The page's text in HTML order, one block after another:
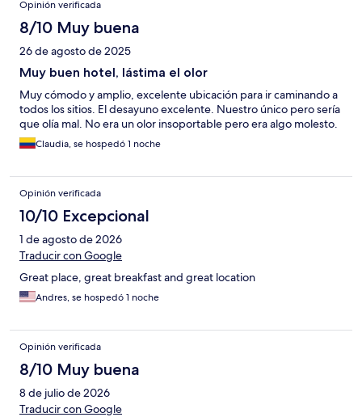
Opinión verificada
8/10 Muy buena
26 de agosto de 2025
Muy buen hotel, lástima el olor
Muy cómodo y amplio, excelente ubicación para ir caminando a
todos los sitios. El desayuno excelente. Nuestro único pero sería
que olía mal. No era un olor insoportable pero era algo molesto.
Claudia, se hospedó 1 noche
Opinión verificada
10/10 Excepcional
1 de agosto de 2026
Traducir con Google
Great place, great breakfast and great location
Andres, se hospedó 1 noche
Opinión verificada
8/10 Muy buena
8 de julio de 2026
Traducir con Google